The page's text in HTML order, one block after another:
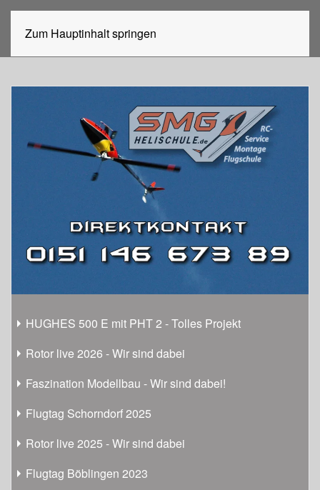
Zum Hauptinhalt springen
HUGHES 500 E mit PHT 2 - Tolles Projekt
Rotor live 2026 - Wir sind dabei
Faszination Modellbau - Wir sind dabei!
Flugtag Schorndorf 2025
Rotor live 2025 - Wir sind dabei
Flugtag Böblingen 2023